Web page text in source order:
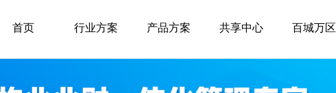
首页 行业方案 产品方案 共享中心 百城万区